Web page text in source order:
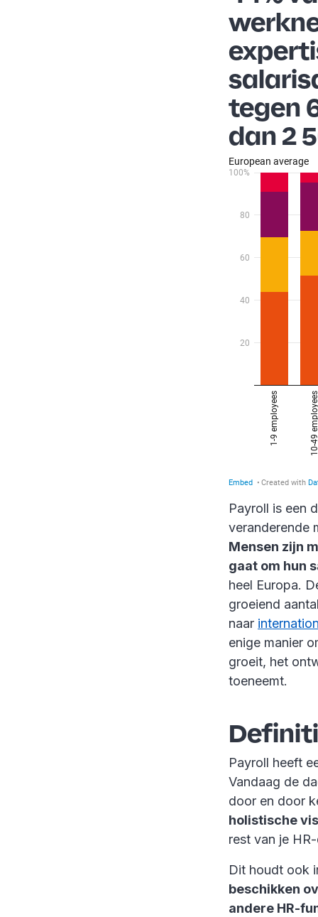
tegen
dan 2
Payroll is een
veranderende
Mensen zijn
gaat om hun
heel Europa.
groeiend
naar
enige manier
groeit, het
toeneemt.
Payroll heeft
Vandaag de
door en door
holistische
rest van je
Dit houdt ook
beschikken
andere HR-